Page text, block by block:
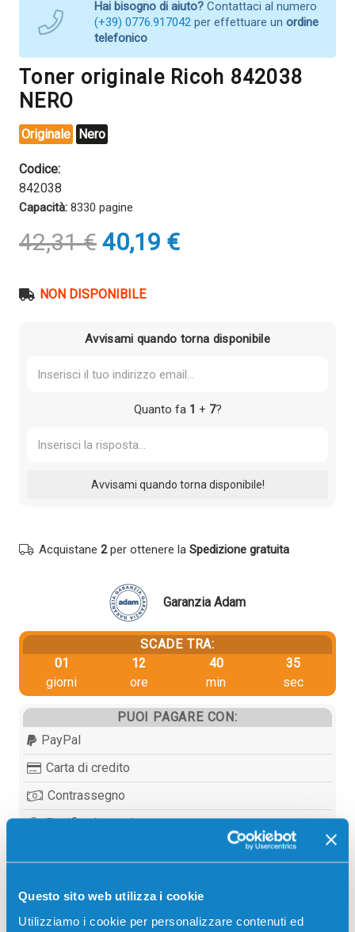
Questo sito web utilizza i cookie
Utilizziamo i cookie per personalizzare contenuti ed
Hai bisogno di aiuto? Contattaci al numero
(+39) 0776.917042 per effettuare un ordine
telefonico
Toner originale Ricoh 842038
NERO
Originale Nero
Codice:
842038
Capacità: 8330 pagine
42,31€ Il
prezzo
era:
40,19 €Il
prezzo
NON DISPONIBILE
Avvisami quando torna disponibile
Quanto fa 1 + 7?
Acquistane 2per ottenere la Spedizione gratuita
Garanzia Adam
SCADE TRA:
01
giorni
12
ore
40
min
35
sec
PUOI PAGARE CON:
PayPal
Carta di credito
Contrassegno
Bonifico bancario
Descrizione